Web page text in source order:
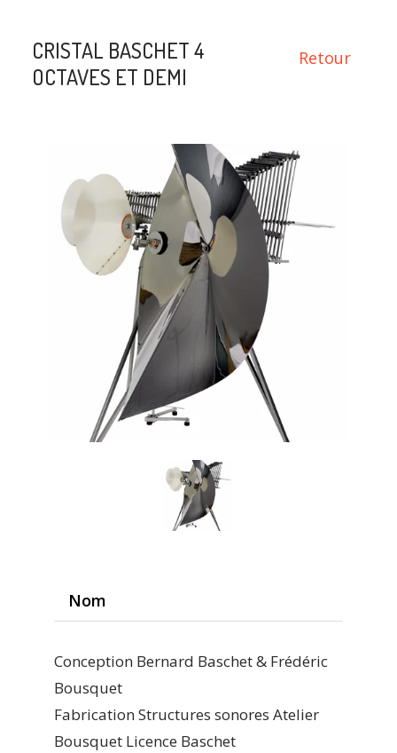
Retour
CRISTAL BASCHET 4
OCTAVES ET DEMI
Nom
Conception Bernard Baschet & Frédéric
Bousquet
Fabrication Structures sonores Atelier
Bousquet Licence Baschet